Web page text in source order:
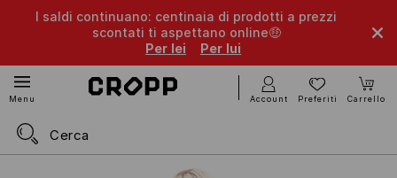
I saldi continuano: centinaia di prodotti a prezzi
scontati ti aspettano online🤑
Per lei
Per lui
Menu Account Preferiti Carrello